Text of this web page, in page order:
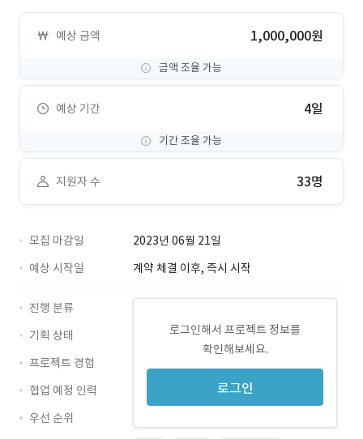
예상 금액 1,000,000원
금액 조율 가능
예상 기간 4일
기간 조율 가능
지원자 수 33명
모집 마감일
2023년 06월 21일
예상 시작일
계약 체결 이후, 즉시 시작
로그인해서 프로젝트 정보를
확인해보세요.
로그인
진행 분류
기획 상태
프로젝트 경험
협업 예정 인력
우선 순위